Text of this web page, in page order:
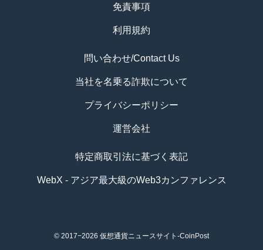
免責事項
利用規約
問い合わせ/Contact Us
当社を名乗る詐欺について
プライバシーポリシー
運営会社
特定商取引法に基づく表記
WebX - アジア最大級のWeb3カンファレンス
© 2017−2026 仮想通貨ニュースサイト-CoinPost